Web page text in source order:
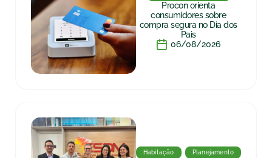
Procon orienta
consumidores sobre
compra segura no Dia dos
Pais
06/08/2026
Habitação Planejamento